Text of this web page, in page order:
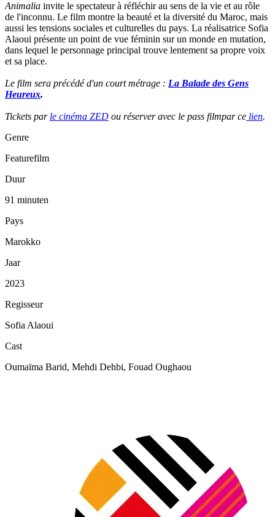
Animalia invite le spectateur à réfléchir au sens de la vie et au rôle
de l'inconnu. Le film montre la beauté et la diversité du Maroc, mais
aussi les tensions sociales et culturelles du pays. La réalisatrice Sofia
Alaoui présente un point de vue féminin sur un monde en mutation,
dans lequel le personnage principal trouve lentement sa propre voix
et sa place.
Le film sera précédé d'un court métrage : La Balade des Gens
Heureux.
Tickets par le cinéma ZED ou réserver avec le pass filmpar ce lien.
Genre
Featurefilm
Duur
91 minuten
Pays
Marokko
Jaar
2023
Regisseur
Sofia Alaoui
Cast
Oumaïma Barid, Mehdi Dehbi, Fouad Oughaou